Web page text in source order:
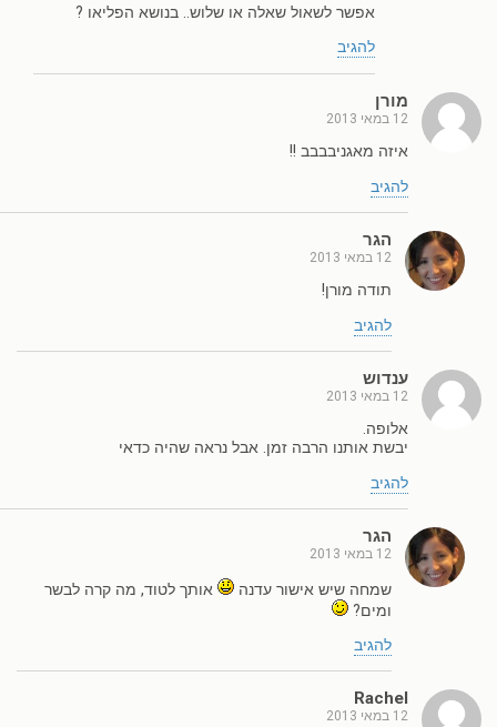
אפשר לשאול שאלה או שלוש.. בנושא הפליאו ?
להגיב
מורן
12 במאי 2013
איזה מאגניבבבב !!
להגיב
הגר
12 במאי 2013
תודה מורן!
להגיב
ענדוש
12 במאי 2013
אלופה.
יבשת אותנו הרבה זמן. אבל נראה שהיה כדאי
להגיב
הגר
12 במאי 2013
שמחה שיש אישור עדנה
אותך לטוד, מה קרה לבשר
ומים?
להגיב
Rachel
12 במאי 2013